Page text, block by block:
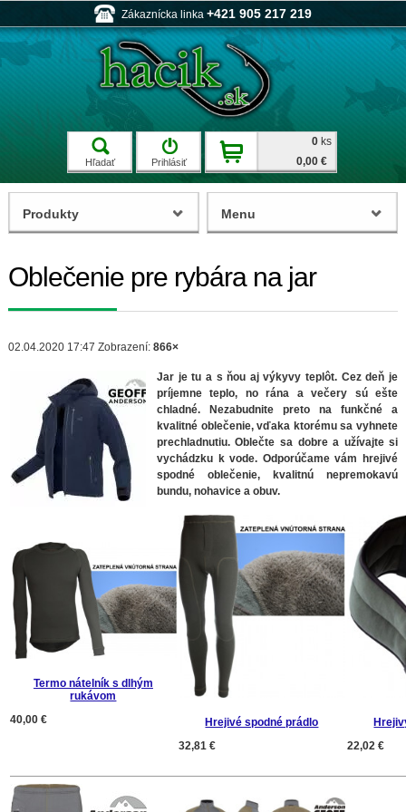
Zákaznícka linka +421 905 217 219
Hľadať Prihlásiť
0 ks
0,00 €
Oblečenie pre rybára na jar
02.04.2020 17:47 Zobrazení: 866×
Jar je tu a s ňou aj výkyvy teplôt. Cez deň je
príjemne teplo, no rána a večery sú ešte
chladné. Nezabudnite preto na funkčné a
kvalitné oblečenie, vďaka ktorému sa vyhnete
prechladnutiu. Oblečte sa dobre a užívajte si
vychádzku k vode. Odporúčame vám hrejivé
spodné oblečenie, kvalitnú nepremokavú
bundu, nohavice a obuv.
Termo nátelník s dlhým
rukávom
40,00 €
Hrejivé spodné prádlo
32,81 €
22,02 €
Produkty Menu